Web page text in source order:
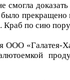
смогла
прекращено
Краб по сию
ООО «Галатея-